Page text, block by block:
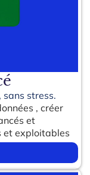
stress.
, créer
et
et exploitables